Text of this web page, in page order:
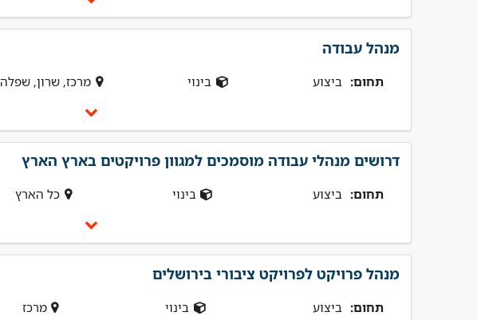
מנהל עבודה
תחום: ביצוע בינוי מרכז, שרון, שפלה
דרושים מנהלי עבודה מוסמכים למגוון פרויקטים בארץ הארץ
תחום: ביצוע בינוי כל הארץ
מנהל פרויקט לפרויקט ציבורי בירושלים
תחום: ביצוע בינוי מרכז